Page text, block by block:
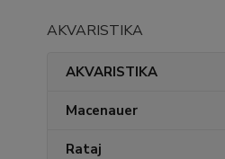
AKVARISTIKA
AKVARISTIKA
Macenauer
Rataj